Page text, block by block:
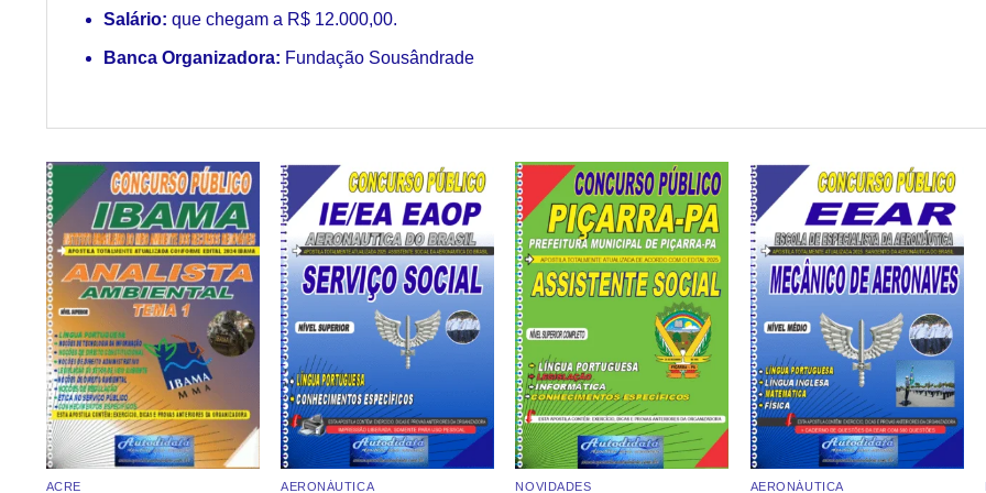
Salário: que chegam a R$ 12.000,00.
Banca Organizadora: Fundação Sousândrade
Add to
wishlist
ACRE
Add to
wishlist
AERONÁUTICA
Add to
wishlist
NOVIDADES
Add to
wishlist
AERONÁUTICA